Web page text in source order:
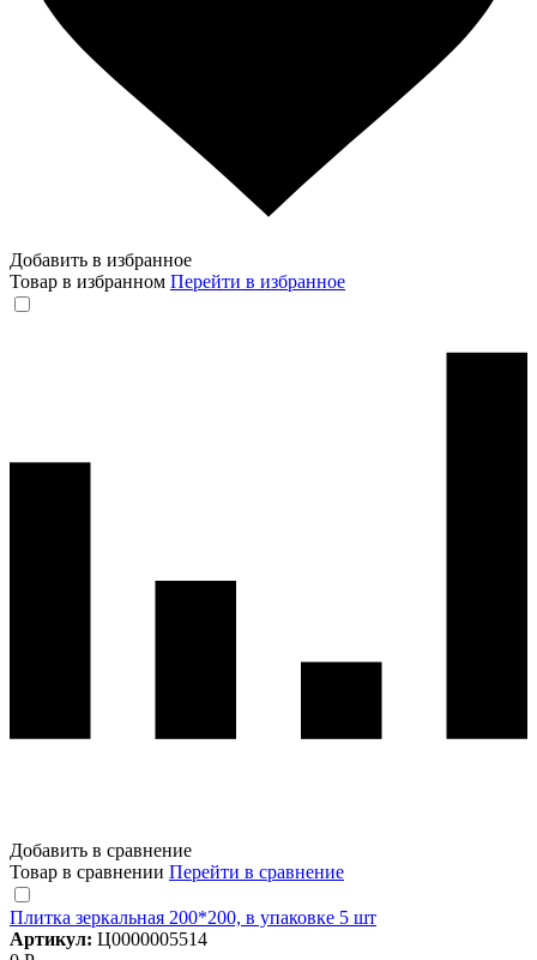
Добавить в избранное
Товар в избранном Перейти в избранное
Добавить в сравнение
Товар в сравнении Перейти в сравнение
Плитка зеркальная 200*200, в упаковке 5 шт
Артикул: Ц0000005514